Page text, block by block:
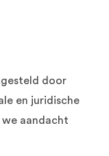
door
en juridische
we aandacht